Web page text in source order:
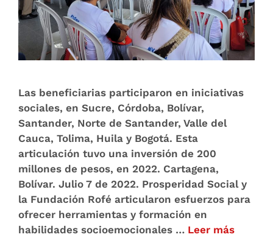
Las beneficiarias participaron en iniciativas
sociales, en Sucre, Córdoba, Bolívar,
Santander, Norte de Santander, Valle del
Cauca, Tolima, Huila y Bogotá. Esta
articulación tuvo una inversión de 200
millones de pesos, en 2022. Cartagena,
Bolívar. Julio 7 de 2022. Prosperidad Social y
la Fundación Rofé articularon esfuerzos para
ofrecer herramientas y formación en
habilidades socioemocionales … Leer más